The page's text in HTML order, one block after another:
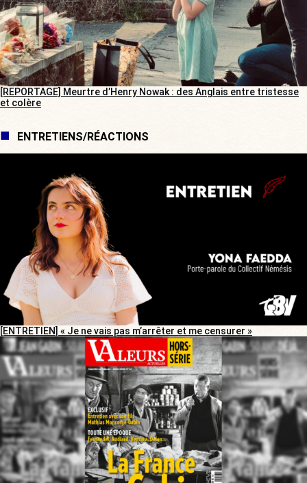
[REPORTAGE] Meurtre d’Henry Nowak : des Anglais entre tristesse
et colère
ENTRETIENS/RÉACTIONS
[ENTRETIEN] « Je ne vais pas m’arrêter et me censurer »